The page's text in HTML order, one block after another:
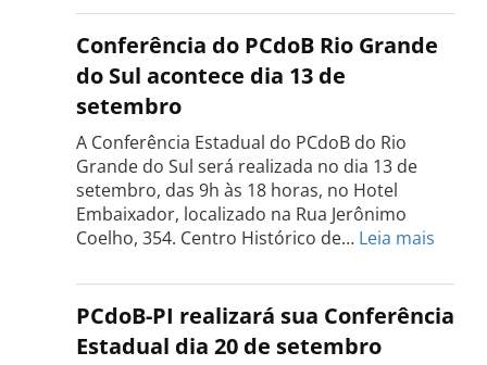
Estadual
do
PCdoB
Tocantins
será
realizada
dia
18
de
setembro
Conferência do PCdoB Rio Grande
do Sul acontece dia 13 de
setembro
A Conferência Estadual do PCdoB do Rio
Grande do Sul será realizada no dia 13 de
setembro, das 9h às 18 horas, no Hotel
Embaixador, localizado na Rua Jerônimo
Coelho, 354. Centro Histórico de… Leia mais
do
PCdoB
Rio
PCdoB-PI realizará sua Conferência
Estadual dia 20 de setembro